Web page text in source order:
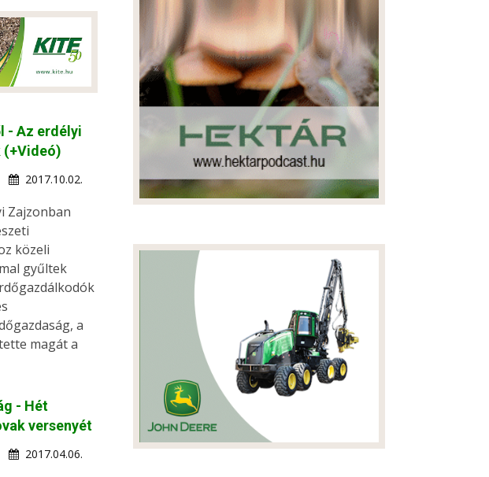
- Az erdélyi
(+Videó)
2017.10.02.
Zajzonban
közeli
gyűltek
a
magát a
- Hét
versenyét
2017.04.06.